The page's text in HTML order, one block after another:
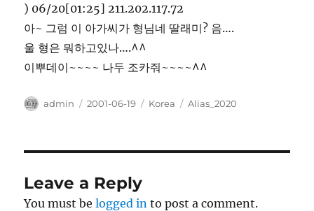
) 06/20[01:25] 211.202.117.72
아~ 그럼 이 아가씨가 형님네 딸래미? 음….
울 형은 뭐하고있나….^^
이뿌데이~~~~ 나두 조카줘~~~~^^
Author
admin
Posted
2001-06-19 Categories
Korea Tags
Alias_2020
Leave a Reply
You must belogged in to post a comment.